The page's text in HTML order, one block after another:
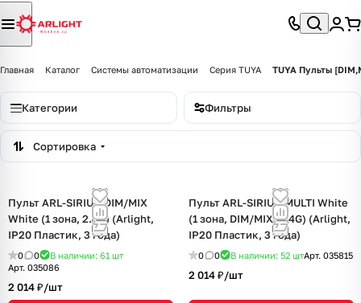
Главная Каталог Системы автоматизации Серия TUYA TUYA Пульты
Категории Фильтры
Сортировка
Пульт ARL-SIRIUS-DIM/MIX
White (1 зона, 2.4G) (Arlight,
IP20 Пластик, 3 года)
0 0 В наличии: 61 шт
Арт. 035086
2 014 ₽/шт
Пульт ARL-SIRIUS-MULTI White
(1 зона, DIM/MIX, 2.4G) (Arlight,
IP20 Пластик, 3 года)
0 0 В наличии: 52 штАрт. 035815
2 014 ₽/шт